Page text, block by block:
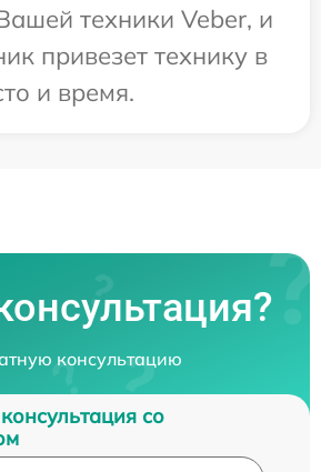
техники Veber, и
привезет технику в
и время.
консультацию
со